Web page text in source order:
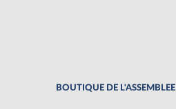
BOUTIQUE DE L'ASSEMBLEE